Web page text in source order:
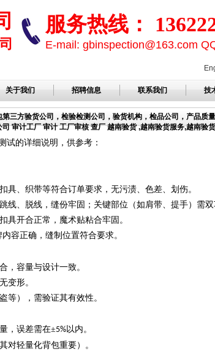
服务热线：
E-mail: gbinspection@163.com
关于我们 招聘信息 联系我们 技
第三方验货公司，检验检测公司，验货机构，检品公司，产品质
审计工厂 审计 工厂审核 查厂 越南验货 ,越南验货服务,越南验
试的详细说明，供参考：
具、织带等符合订单要求，无污渍、色差、划伤。
线、脱线，缝份牢固；关键部位（如肩带、提手）需双
具开合正常，魔术贴粘合牢固。
内容正确，缝制位置符合要求。
，容量与设计一致。
变形。
等），需验证其有效性。
，误差需在±5%以内。
对轻量化背包重要）。